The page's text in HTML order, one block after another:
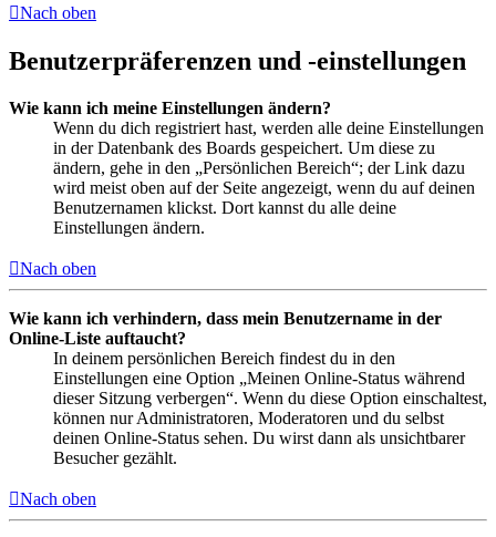
Nach oben
Benutzerpräferenzen und -einstellungen
Wie kann ich meine Einstellungen ändern?
Wenn du dich registriert hast, werden alle deine Einstellungen
in der Datenbank des Boards gespeichert. Um diese zu
ändern, gehe in den „Persönlichen Bereich“; der Link dazu
wird meist oben auf der Seite angezeigt, wenn du auf deinen
Benutzernamen klickst. Dort kannst du alle deine
Einstellungen ändern.
Nach oben
Wie kann ich verhindern, dass mein Benutzername in der
Online-Liste auftaucht?
In deinem persönlichen Bereich findest du in den
Einstellungen eine Option „Meinen Online-Status während
dieser Sitzung verbergen“. Wenn du diese Option einschaltest,
können nur Administratoren, Moderatoren und du selbst
deinen Online-Status sehen. Du wirst dann als unsichtbarer
Besucher gezählt.
Nach oben